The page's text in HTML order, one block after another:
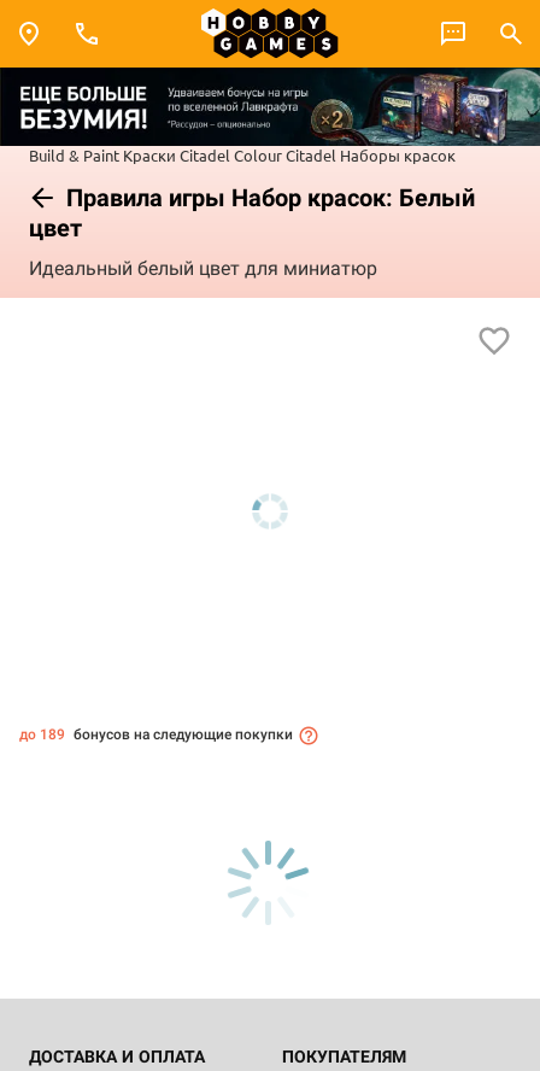
Build & Paint Краски Citadel ColourCitadel Наборы красок
Правила игры Набор красок: Белый
цвет
Идеальный белый цвет для миниатюр
до 189 бонусов на следующие покупки
ДОСТАВКА И ОПЛАТА ПОКУПАТЕЛЯМ